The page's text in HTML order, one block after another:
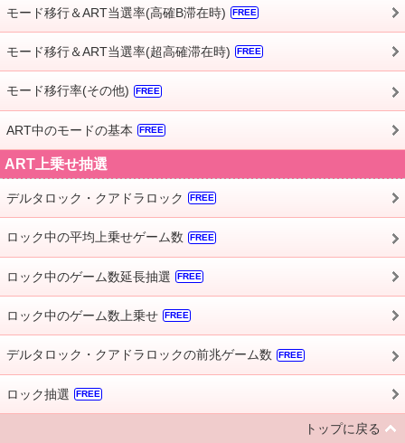
モード移行＆ART当選率(高確B滞在時) FREE
モード移行＆ART当選率(超高確滞在時) FREE
モード移行率(その他) FREE
ART中のモードの基本 FREE
ART上乗せ抽選
デルタロック・クアドラロック FREE
ロック中の平均上乗せゲーム数 FREE
ロック中のゲーム数延長抽選 FREE
ロック中のゲーム数上乗せ FREE
デルタロック・クアドラロックの前兆ゲーム数 FREE
ロック抽選 FREE
トップに戻る